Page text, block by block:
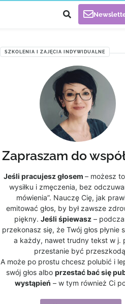
Zapraszam do
Jeśli pracujesz głosem – możesz
wysiłku i zmęczenia, bez
mówienia”. Nauczę Cię, jak
emitować głos, by był zawsze
piękny. Jeśli śpiewasz–
przekonasz się, że Twój głos płynie
a każdy, nawet trudny tekst w j.
przestanie być
A może po prostu chcesz polubić i
swój głos albo przestać bać się
wystąpień – w tym również Ci
SZKOLENIA I ZAJĘCIA INDYWIDUALNE